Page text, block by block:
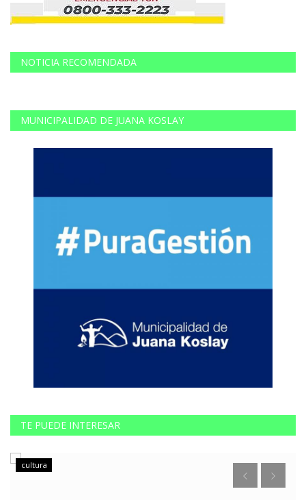
NOTICIA RECOMENDADA
MUNICIPALIDAD DE JUANA KOSLAY
TE PUEDE INTERESAR
cultura